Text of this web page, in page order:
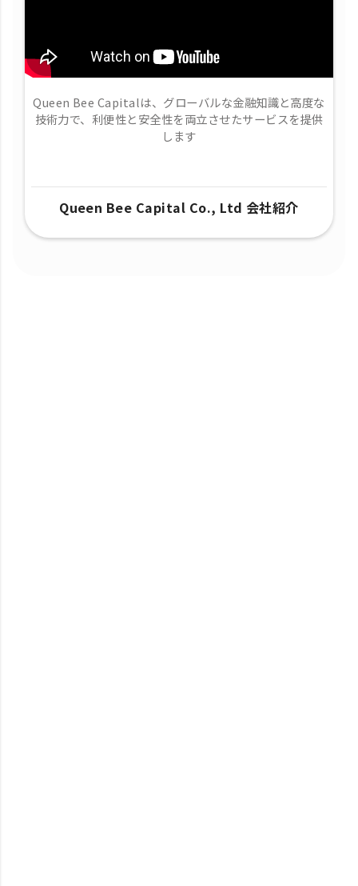
Queen Bee Capitalは、グローバルな金融知識と高度な
技術力で、​利便性と安全性を両立させたサービスを提供
します
Queen Bee Capital Co., Ltd 会社紹介